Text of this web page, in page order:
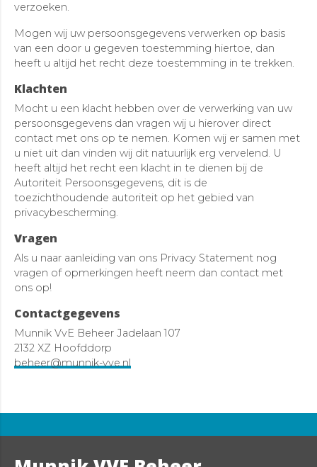
verzoeken.
Mogen wij uw persoonsgegevens verwerken op basis
van een door u gegeven toestemming hiertoe, dan
heeft u altijd het recht deze toestemming in te trekken.
Klachten
Mocht u een klacht hebben over de verwerking van uw
persoonsgegevens dan vragen wij u hierover direct
contact met ons op te nemen. Komen wij er samen met
u niet uit dan vinden wij dit natuurlijk erg vervelend. U
heeft altijd het recht een klacht in te dienen bij de
Autoriteit Persoonsgegevens, dit is de
toezichthoudende autoriteit op het gebied van
privacybescherming.
Vragen
Als u naar aanleiding van ons Privacy Statement nog
vragen of opmerkingen heeft neem dan contact met
ons op!
Contactgegevens
Munnik VvE Beheer Jadelaan 107
2132 XZ Hoofddorp
beheer@munnik-vve.nl